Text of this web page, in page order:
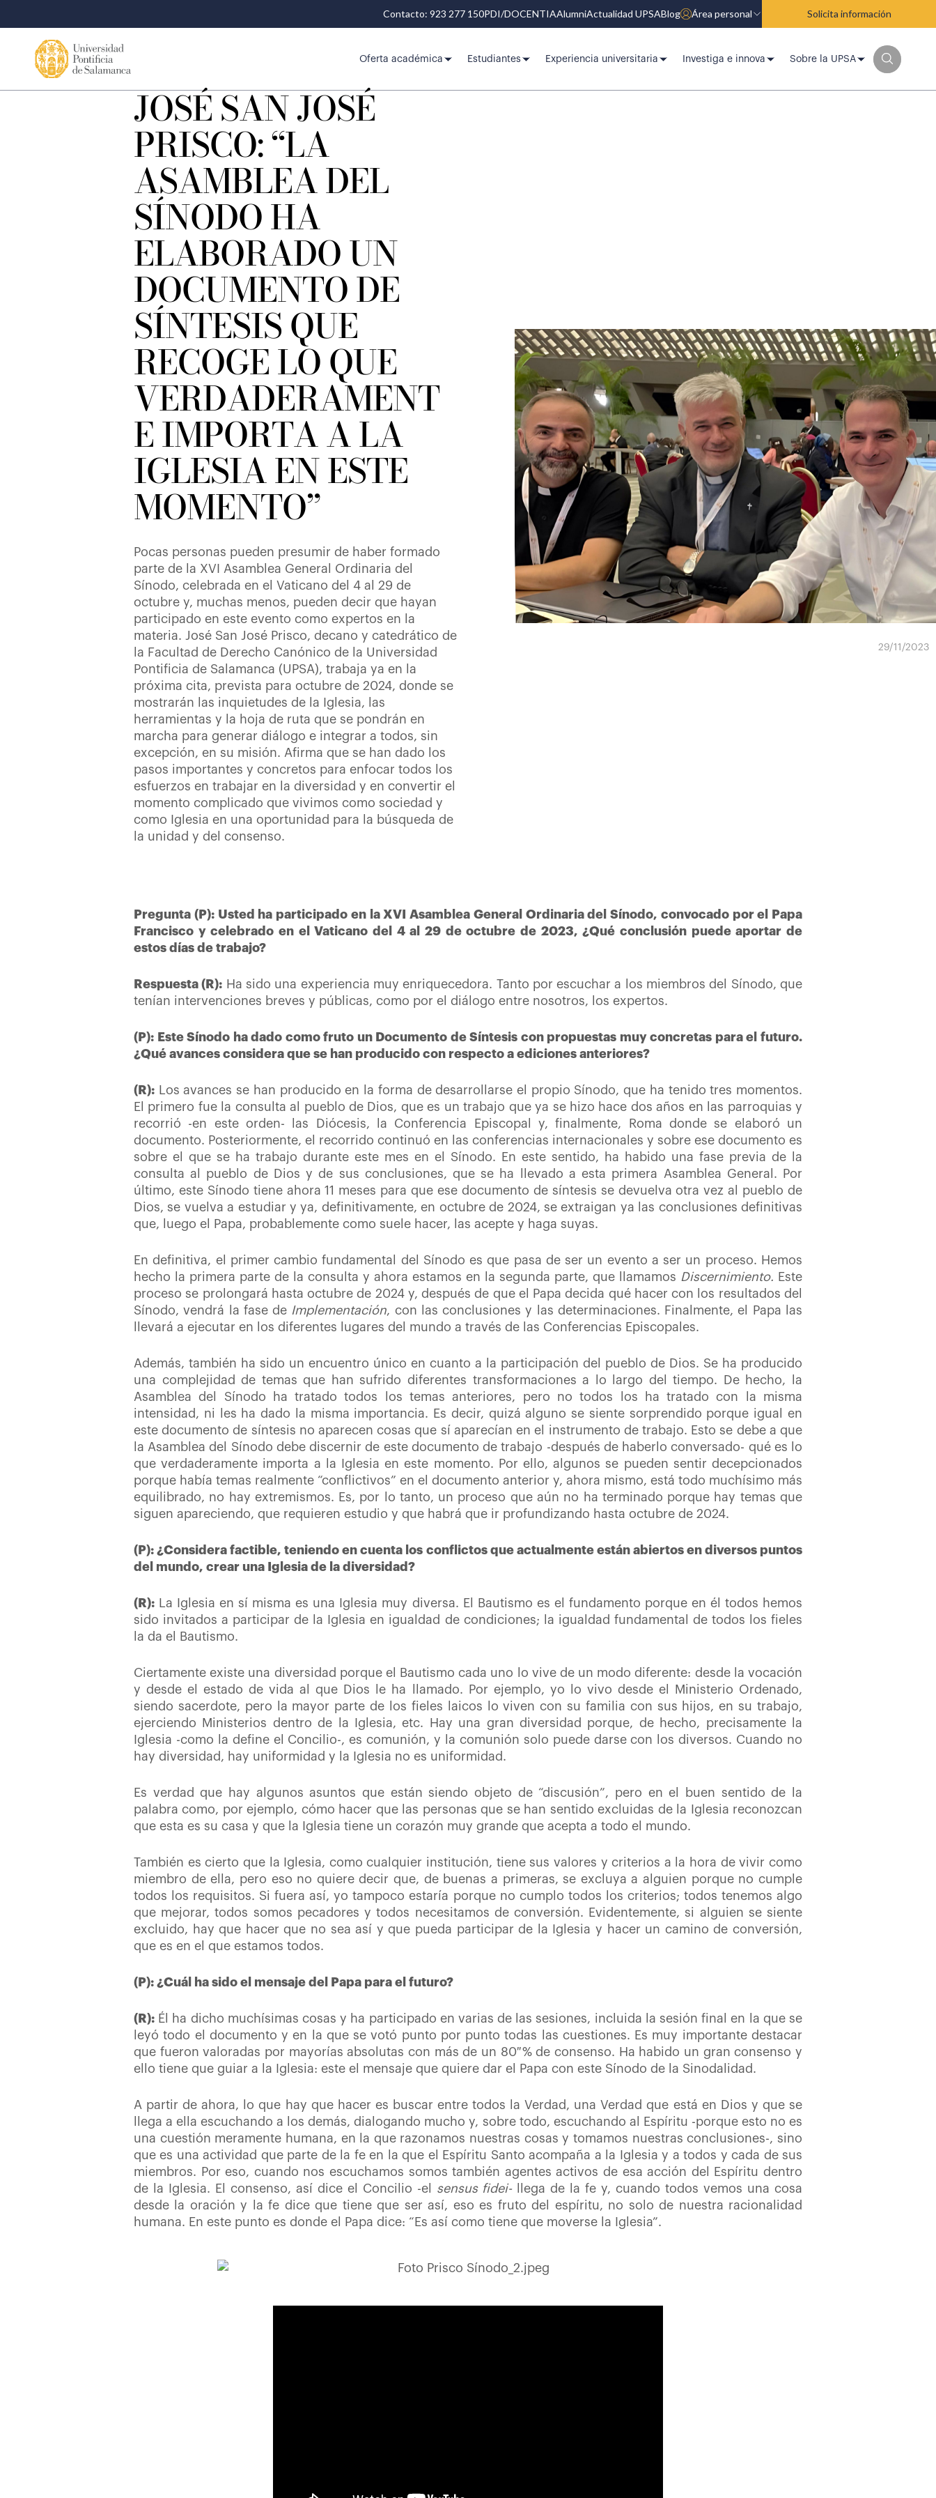
Contacto: 923 277 150PDI/DOCENTIAAlumniActualidad UPSABlog Área personal Solicita información
Oferta académica Estudiantes Experiencia universitaria Investiga e innova Sobre la UPSA
JOSÉ SAN JOSÉ
PRISCO: “LA
ASAMBLEA DEL
SÍNODO HA
ELABORADO UN
DOCUMENTO DE
SÍNTESIS QUE
RECOGE LO QUE
VERDADERAMENT
E IMPORTA A LA
IGLESIA EN ESTE
MOMENTO”
Pocas personas pueden presumir de haber formado
parte de la XVI Asamblea General Ordinaria del
Sínodo, celebrada en el Vaticano del 4 al 29 de
octubre y, muchas menos, pueden decir que hayan
participado en este evento como expertos en la
materia. José San José Prisco, decano y catedrático de
la Facultad de Derecho Canónico de la Universidad
Pontificia de Salamanca (UPSA), trabaja ya en la
próxima cita, prevista para octubre de 2024, donde se
mostrarán las inquietudes de la Iglesia, las
herramientas y la hoja de ruta que se pondrán en
marcha para generar diálogo e integrar a todos, sin
excepción, en su misión. Afirma que se han dado los
pasos importantes y concretos para enfocar todos los
esfuerzos en trabajar en la diversidad y en convertir el
momento complicado que vivimos como sociedad y
como Iglesia en una oportunidad para la búsqueda de
la unidad y del consenso.
29/11/2023
Pregunta (P): Usted ha participado en la XVI Asamblea General Ordinaria del Sínodo, convocado por el Papa
Francisco y celebrado en el Vaticano del 4 al 29 de octubre de 2023, ¿Qué conclusión puede aportar de
estos días de trabajo?
Respuesta (R): Ha sido una experiencia muy enriquecedora. Tanto por escuchar a los miembros del Sínodo, que
tenían intervenciones breves y públicas, como por el diálogo entre nosotros, los expertos.
(P): Este Sínodo ha dado como fruto un Documento de Síntesis con propuestas muy concretas para el futuro.
¿Qué avances considera que se han producido con respecto a ediciones anteriores?
(R): Los avances se han producido en la forma de desarrollarse el propio Sínodo, que ha tenido tres momentos.
El primero fue la consulta al pueblo de Dios, que es un trabajo que ya se hizo hace dos años en las parroquias y
recorrió -en este orden- las Diócesis, la Conferencia Episcopal y, finalmente, Roma donde se elaboró un
documento. Posteriormente, el recorrido continuó en las conferencias internacionales y sobre ese documento es
sobre el que se ha trabajo durante este mes en el Sínodo. En este sentido, ha habido una fase previa de la
consulta al pueblo de Dios y de sus conclusiones, que se ha llevado a esta primera Asamblea General. Por
último, este Sínodo tiene ahora 11 meses para que ese documento de síntesis se devuelva otra vez al pueblo de
Dios, se vuelva a estudiar y ya, definitivamente, en octubre de 2024, se extraigan ya las conclusiones definitivas
que, luego el Papa, probablemente como suele hacer, las acepte y haga suyas.
En definitiva, el primer cambio fundamental del Sínodo es que pasa de ser un evento a ser un proceso. Hemos
hecho la primera parte de la consulta y ahora estamos en la segunda parte, que llamamos Discernimiento. Este
proceso se prolongará hasta octubre de 2024 y, después de que el Papa decida qué hacer con los resultados del
Sínodo, vendrá la fase de Implementación, con las conclusiones y las determinaciones. Finalmente, el Papa las
llevará a ejecutar en los diferentes lugares del mundo a través de las Conferencias Episcopales.
Además, también ha sido un encuentro único en cuanto a la participación del pueblo de Dios. Se ha producido
una complejidad de temas que han sufrido diferentes transformaciones a lo largo del tiempo. De hecho, la
Asamblea del Sínodo ha tratado todos los temas anteriores, pero no todos los ha tratado con la misma
intensidad, ni les ha dado la misma importancia. Es decir, quizá alguno se siente sorprendido porque igual en
este documento de síntesis no aparecen cosas que sí aparecían en el instrumento de trabajo. Esto se debe a que
la Asamblea del Sínodo debe discernir de este documento de trabajo -después de haberlo conversado- qué es lo
que verdaderamente importa a la Iglesia en este momento. Por ello, algunos se pueden sentir decepcionados
porque había temas realmente “conflictivos” en el documento anterior y, ahora mismo, está todo muchísimo más
equilibrado, no hay extremismos. Es, por lo tanto, un proceso que aún no ha terminado porque hay temas que
siguen apareciendo, que requieren estudio y que habrá que ir profundizando hasta octubre de 2024.
(P): ¿Considera factible, teniendo en cuenta los conflictos que actualmente están abiertos en diversos puntos
del mundo, crear una Iglesia de la diversidad?
(R): La Iglesia en sí misma es una Iglesia muy diversa. El Bautismo es el fundamento porque en él todos hemos
sido invitados a participar de la Iglesia en igualdad de condiciones; la igualdad fundamental de todos los fieles
la da el Bautismo.
Ciertamente existe una diversidad porque el Bautismo cada uno lo vive de un modo diferente: desde la vocación
y desde el estado de vida al que Dios le ha llamado. Por ejemplo, yo lo vivo desde el Ministerio Ordenado,
siendo sacerdote, pero la mayor parte de los fieles laicos lo viven con su familia con sus hijos, en su trabajo,
ejerciendo Ministerios dentro de la Iglesia, etc. Hay una gran diversidad porque, de hecho, precisamente la
Iglesia -como la define el Concilio-, es comunión, y la comunión solo puede darse con los diversos. Cuando no
hay diversidad, hay uniformidad y la Iglesia no es uniformidad.
Es verdad que hay algunos asuntos que están siendo objeto de “discusión”, pero en el buen sentido de la
palabra como, por ejemplo, cómo hacer que las personas que se han sentido excluidas de la Iglesia reconozcan
que esta es su casa y que la Iglesia tiene un corazón muy grande que acepta a todo el mundo.
También es cierto que la Iglesia, como cualquier institución, tiene sus valores y criterios a la hora de vivir como
miembro de ella, pero eso no quiere decir que, de buenas a primeras, se excluya a alguien porque no cumple
todos los requisitos. Si fuera así, yo tampoco estaría porque no cumplo todos los criterios; todos tenemos algo
que mejorar, todos somos pecadores y todos necesitamos de conversión. Evidentemente, si alguien se siente
excluido, hay que hacer que no sea así y que pueda participar de la Iglesia y hacer un camino de conversión,
que es en el que estamos todos.
(P): ¿Cuál ha sido el mensaje del Papa para el futuro?
(R): Él ha dicho muchísimas cosas y ha participado en varias de las sesiones, incluida la sesión final en la que se
leyó todo el documento y en la que se votó punto por punto todas las cuestiones. Es muy importante destacar
que fueron valoradas por mayorías absolutas con más de un 80 % de consenso. Ha habido un gran consenso y
ello tiene que guiar a la Iglesia: este el mensaje que quiere dar el Papa con este Sínodo de la Sinodalidad.
A partir de ahora, lo que hay que hacer es buscar entre todos la Verdad, una Verdad que está en Dios y que se
llega a ella escuchando a los demás, dialogando mucho y, sobre todo, escuchando al Espíritu -porque esto no es
una cuestión meramente humana, en la que razonamos nuestras cosas y tomamos nuestras conclusiones-, sino
que es una actividad que parte de la fe en la que el Espíritu Santo acompaña a la Iglesia y a todos y cada de sus
miembros. Por eso, cuando nos escuchamos somos también agentes activos de esa acción del Espíritu dentro
de la Iglesia. El consenso, así dice el Concilio -el sensus fidei-
llega de la fe y, cuando todos vemos una cosa
desde la oración y la fe dice que tiene que ser así, eso es fruto del espíritu, no solo de nuestra racionalidad
humana. En este punto es donde el Papa dice: “Es así como tiene que moverse la Iglesia”.